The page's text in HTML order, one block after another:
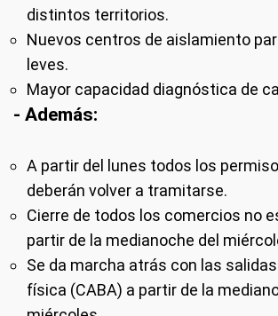
distintos territorios.
Nuevos centros de aislamiento
leves.
Mayor capacidad diagnóstica de
- Además:
A partir del lunes todos los
deberán volver a tramitarse.
Cierre de todos los comercios no
partir de la medianoche del
Se da marcha atrás con las
física (CABA) a partir de la